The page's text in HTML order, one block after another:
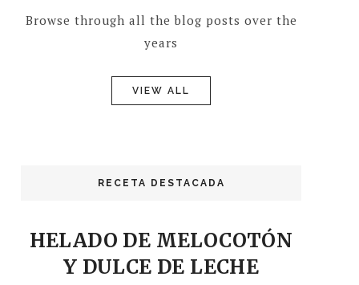
Browse through all the blog posts over the
years
VIEW ALL
RECETA DESTACADA
HELADO DE MELOCOTÓN
Y DULCE DE LECHE